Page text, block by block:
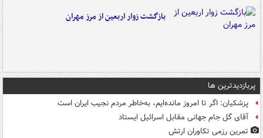
بازگشت زوار اربعین از مرز مهران
پربازدیدترین ها
پزشکیان: اگر تا امروز مانده‌ایم، به‌خاطر مردم نجیب ایران است
آقای گل جام جهانی مقابل اسرائیل ایستاد
تمرین رزمی تکاوران ارتش